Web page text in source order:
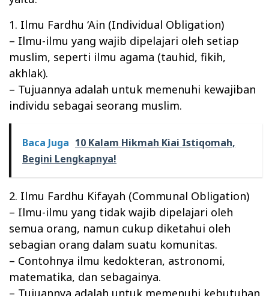
1. Ilmu Fardhu ‘Ain (Individual Obligation)
– Ilmu-ilmu yang wajib dipelajari oleh setiap
muslim, seperti ilmu agama (tauhid, fikih,
akhlak).
– Tujuannya adalah untuk memenuhi kewajiban
individu sebagai seorang muslim.
Baca Juga 10 Kalam Hikmah Kiai Istiqomah,
Begini Lengkapnya!
2. Ilmu Fardhu Kifayah (Communal Obligation)
– Ilmu-ilmu yang tidak wajib dipelajari oleh
semua orang, namun cukup diketahui oleh
sebagian orang dalam suatu komunitas.
– Contohnya ilmu kedokteran, astronomi,
matematika, dan sebagainya.